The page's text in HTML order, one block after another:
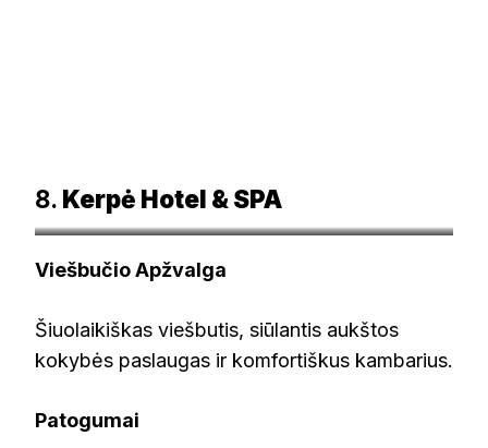
8. Kerpė Hotel & SPA
Viešbučio Apžvalga
Šiuolaikiškas viešbutis, siūlantis aukštos
kokybės paslaugas ir komfortiškus kambarius.
Patogumai